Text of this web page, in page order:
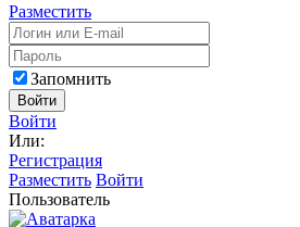
Разместить
Запомнить
Войти
Войти
Или:
Регистрация
Разместить Войти
Пользователь